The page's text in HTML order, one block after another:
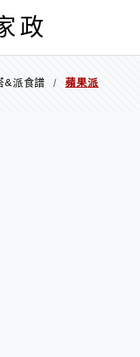
政
&派食譜 / 蘋果派